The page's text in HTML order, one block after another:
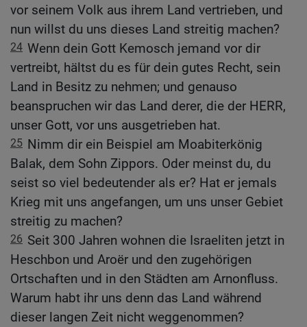
vor seinem Volk aus ihrem Land vertrieben, und
nun willst du uns dieses Land streitig machen?
24 Wenn dein Gott Kemosch jemand vor dir
vertreibt, hältst du es für dein gutes Recht, sein
Land in Besitz zu nehmen; und genauso
beanspruchen wir das Land derer, die der HERR,
unser Gott, vor uns ausgetrieben hat.
25 Nimm dir ein Beispiel am Moabiterkönig
Balak, dem Sohn Zippors. Oder meinst du, du
seist so viel bedeutender als er? Hat er jemals
Krieg mit uns angefangen, um uns unser Gebiet
streitig zu machen?
26 Seit 300 Jahren wohnen die Israeliten jetzt in
Heschbon und Aroër und den zugehörigen
Ortschaften und in den Städten am Arnonfluss.
Warum habt ihr uns denn das Land während
dieser langen Zeit nicht weggenommen?